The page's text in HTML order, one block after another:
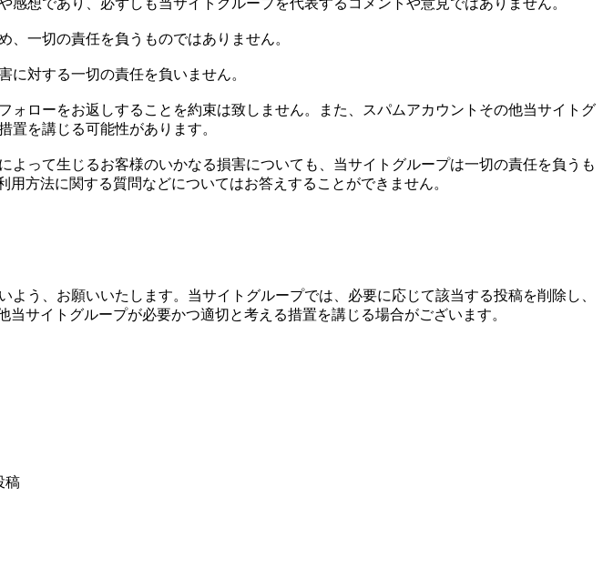
一切の責任を負うものではありません。
対する一切の責任を負いません。
ローをお返しすることを約束は致しません。また、スパムアカウントその他当サイトグ
置を講じる可能性があります。
って生じるお客様のいかなる損害についても、当サイトグループは一切の責任を負うも
方法に関する質問などについてはお答えすることができません。
う、お願いいたします。当サイトグループでは、必要に応じて該当する投稿を削除し、
サイトグループが必要かつ適切と考える措置を講じる場合がございます。
稿